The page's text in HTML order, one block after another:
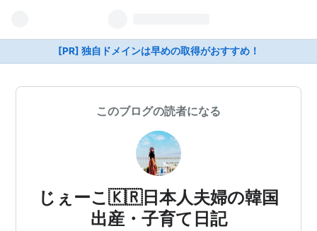
[PR] 独自ドメインは早めの取得がおすすめ！
このブログの読者になる
じぇーこ🇰🇷日本人夫婦の韓国
出産・子育て日記